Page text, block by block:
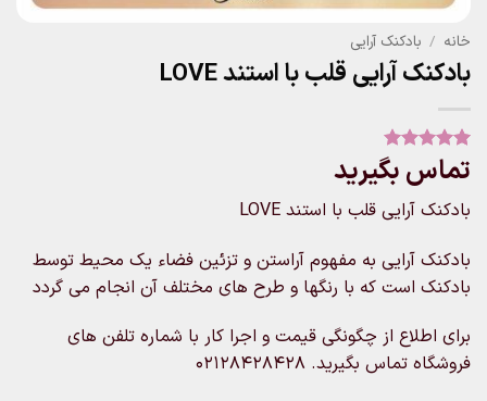
خانه / بادکنک آرایی
بادکنک آرایی قلب با استند LOVE
امتیاز
از
5 امتیاز
1
تماس بگیرید
بادکنک آرایی قلب با استند LOVE
بادکنک آرایی به مفهوم آراستن و تزئین فضاء یک محیط توسط
بادکنک است که با رنگها و طرح های مختلف آن انجام می گردد
برای اطلاع از چگونگی قیمت و اجرا کار با شماره تلفن های
فروشگاه تماس بگیرید. 02128428428